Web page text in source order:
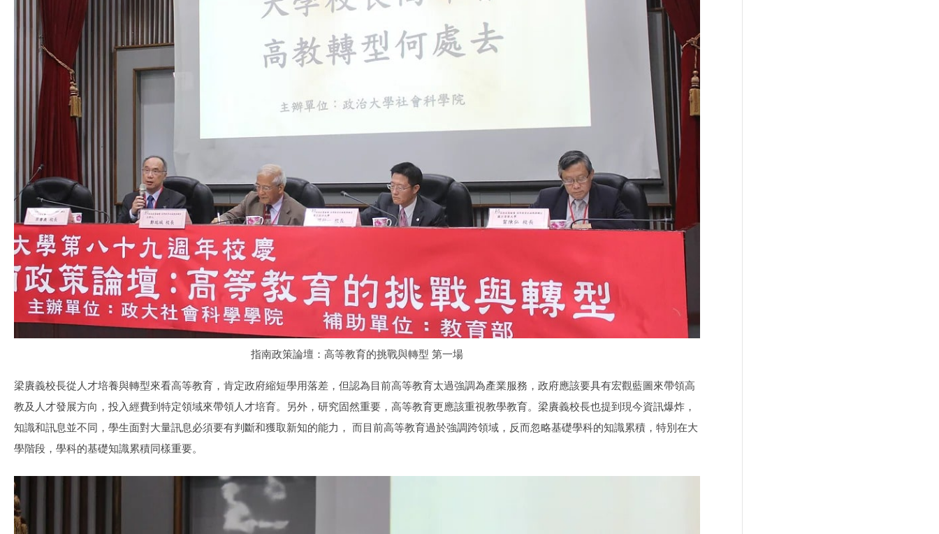
指南政策論壇：高等教育的挑戰與轉型 第一場
梁賡義校長從人才培養與轉型來看高等教育，肯定政府縮短學用落差，但認為目前高等教育太過強調為產業服務，政府應該要具有宏觀藍圖來帶領高
教及人才發展方向，投入經費到特定領域來帶領人才培育。另外，研究固然重要，高等教育更應該重視教學教育。梁賡義校長也提到現今資訊爆炸，
知識和訊息並不同，學生面對大量訊息必須要有判斷和獲取新知的能力， 而目前高等教育過於強調跨領域，反而忽略基礎學科的知識累積，特別在大
學階段，學科的基礎知識累積同樣重要。